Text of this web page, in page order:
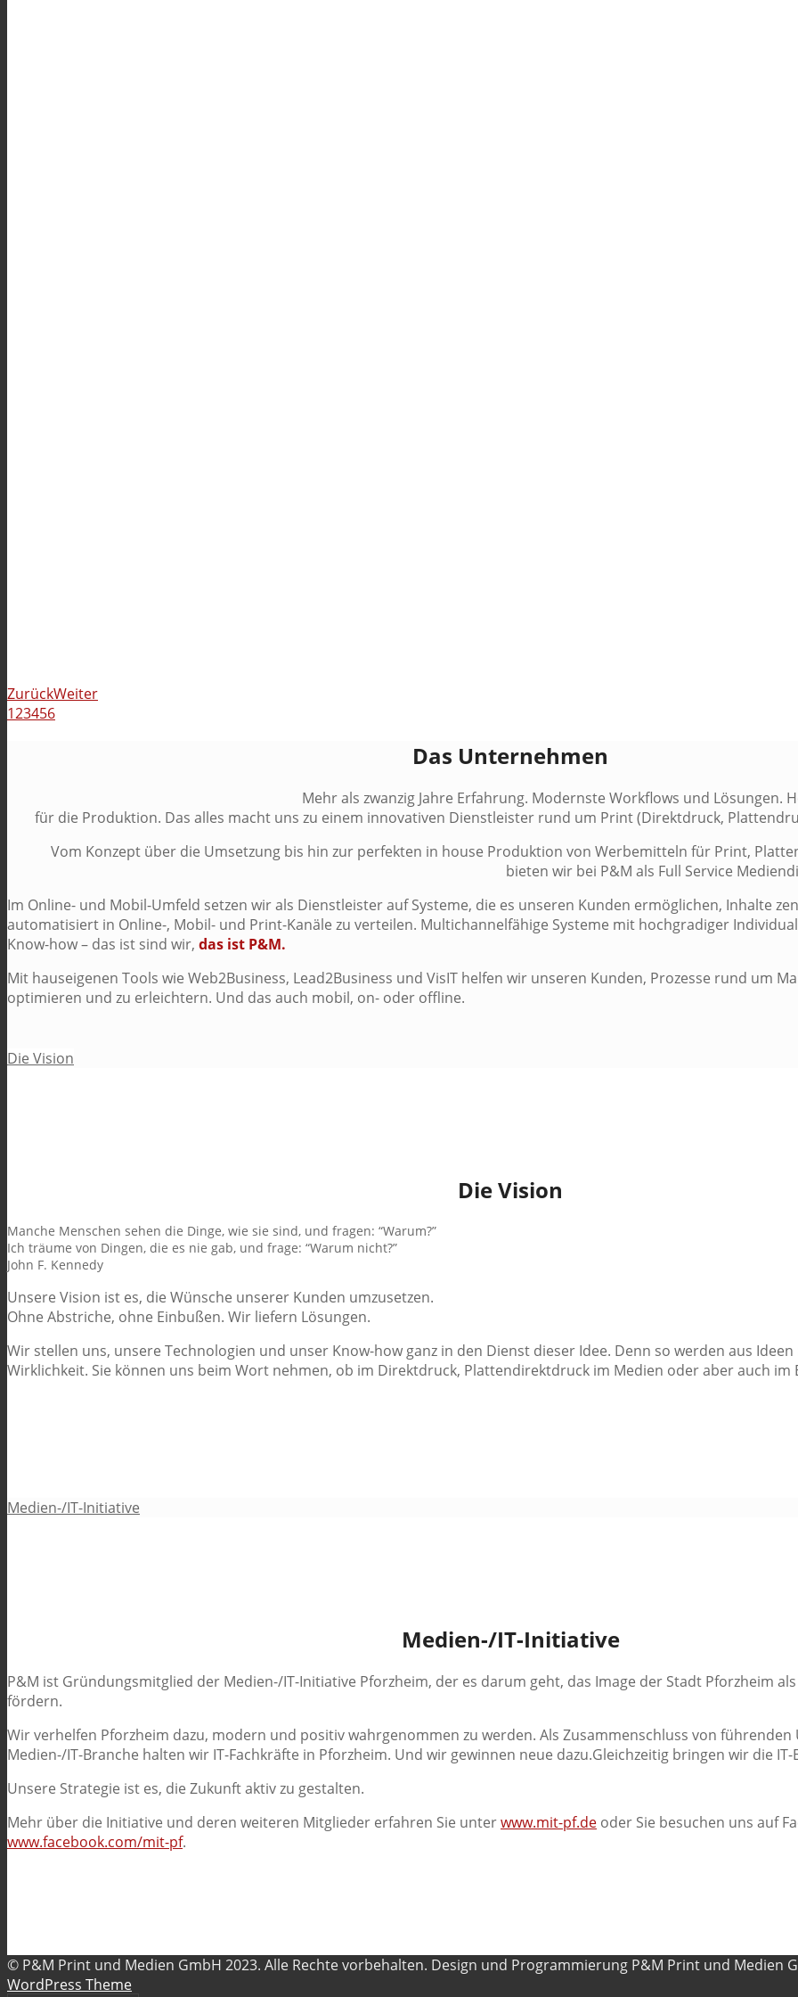
ZurückWeiter
123456
Das Unternehmen
Mehr als zwanzig Jahre Erfahrung. Modernste Workflows und Lösungen.
für die Produktion. Das alles macht uns zu einem innovativen Dienstleister rund um Print (Direktdruck,
Vom Konzept über die Umsetzung bis hin zur perfekten in house Produktion von Werbemitteln für Print,
bieten wir bei P&M als Full Service
Im Online- und Mobil-Umfeld setzen wir als Dienstleister auf Systeme, die es unseren Kunden ermöglichen, Inhalte
automatisiert in Online-, Mobil- und Print-Kanäle zu verteilen. Multichannelfähige Systeme mit hochgradiger
Know-how – das ist sind wir, das ist P&M.
Mit hauseigenen Tools wie Web2Business, Lead2Business und VisIT helfen wir unseren Kunden, Prozesse rund um
optimieren und zu erleichtern. Und das auch mobil, on- oder offline.
Die Vision
Die Vision
Manche Menschen sehen die Dinge, wie sie sind, und fragen: “Warum?”
Ich träume von Dingen, die es nie gab, und frage: “Warum nicht?”
John F. Kennedy
Unsere Vision ist es, die Wünsche unserer Kunden umzusetzen.
Ohne Abstriche, ohne Einbußen. Wir liefern Lösungen.
Wir stellen uns, unsere Technologien und unser Know-how ganz in den Dienst dieser Idee. Denn so werden aus
Wirklichkeit. Sie können uns beim Wort nehmen, ob im Direktdruck, Plattendirektdruck im Medien oder aber auch im
Medien-/IT-Initiative
Medien-/IT-Initiative
P&M ist Gründungsmitglied der Medien-/IT-Initiative Pforzheim, der es darum geht, das Image der Stadt Pforzheim
fördern.
Wir verhelfen Pforzheim dazu, modern und positiv wahrgenommen zu werden. Als Zusammenschluss von
Medien-/IT-Branche halten wir IT-Fachkräfte in Pforzheim. Und wir gewinnen neue dazu.Gleichzeitig bringen wir die
Unsere Strategie ist es, die Zukunft aktiv zu gestalten.
Mehr über die Initiative und deren weiteren Mitglieder erfahren Sie unterwww.mit-pf.de oder Sie besuchen uns auf
www.facebook.com/mit-pf.
© P&M Print und Medien GmbH 2023. Alle Rechte vorbehalten. Design und Programmierung P&M Print und Medien
WordPress Theme